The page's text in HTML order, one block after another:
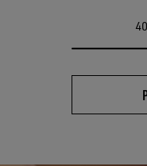
40